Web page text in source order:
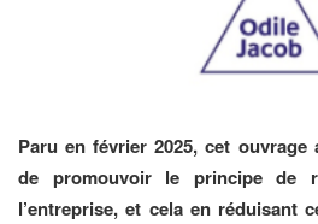
Paru en février 2025, cet
de promouvoir le principe de
l’entreprise, et cela en réduisant